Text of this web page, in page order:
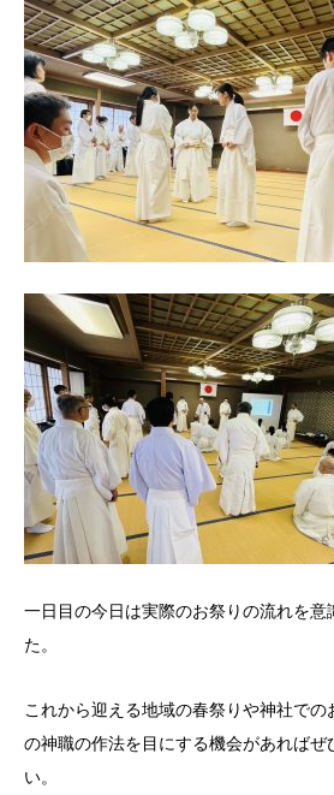
一日目の今日は実際のお祭りの流れを意
た。
これから迎える地域の春祭りや神社で
の神職の作法を目にする機会があればぜ
い。